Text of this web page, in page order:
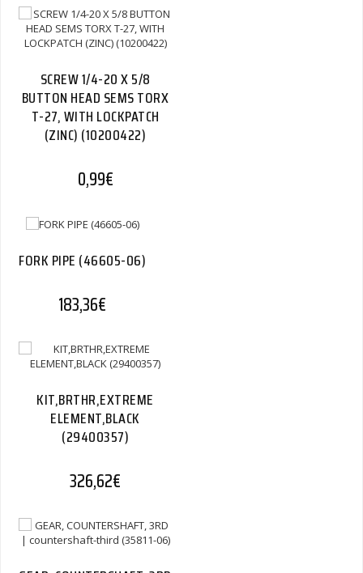
SCREW 1/4-20 X 5/8
BUTTON HEAD SEMS TORX
T-27, WITH LOCKPATCH
(ZINC) (10200422)
0,99€
FORK PIPE (46605-06)
183,36€
KIT,BRTHR,EXTREME
ELEMENT,BLACK
(29400357)
326,62€